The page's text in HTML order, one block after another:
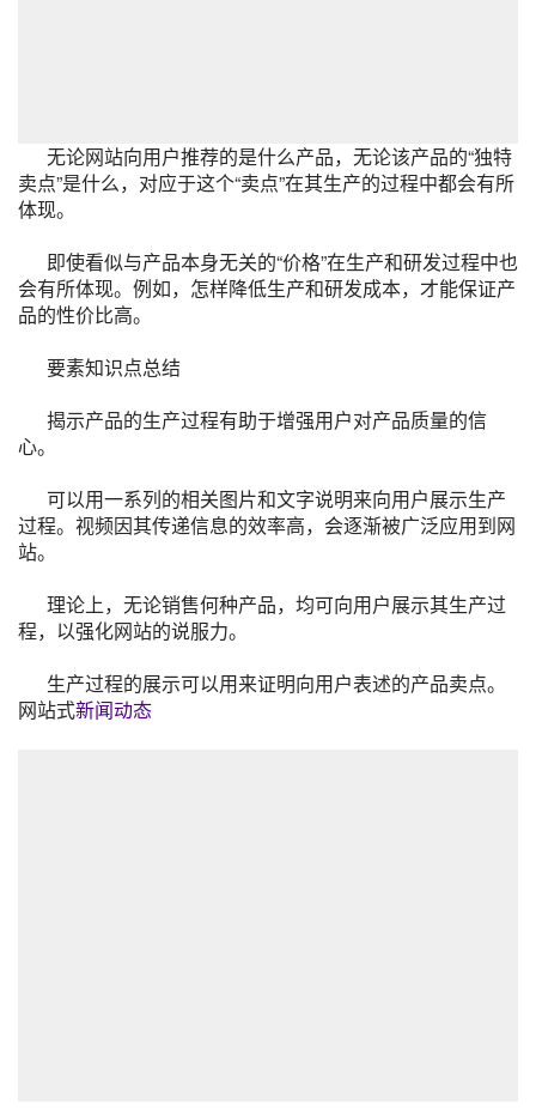
无论网站向用户推荐的是什么产品，无论该产品的“独特
卖点”是什么，对应于这个“卖点”在其生产的过程中都会有所
体现。
即使看似与产品本身无关的“价格”在生产和研发过程中也
会有所体现。例如，怎样降低生产和研发成本，才能保证产
品的性价比高。
要素知识点总结
揭示产品的生产过程有助于增强用户对产品质量的信
心。
可以用一系列的相关图片和文字说明来向用户展示生产
过程。视频因其传递信息的效率高，会逐渐被广泛应用到网
站。
理论上，无论销售何种产品，均可向用户展示其生产过
程，以强化网站的说服力。
生产过程的展示可以用来证明向用户表述的产品卖点。
网站式新闻动态